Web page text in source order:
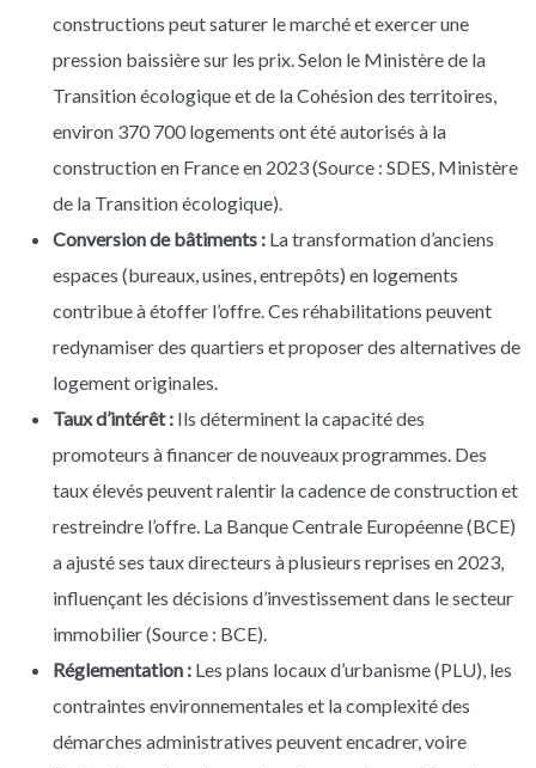
constructions peut saturer le marché et exercer une
pression baissière sur les prix. Selon le Ministère de la
Transition écologique et de la Cohésion des territoires,
environ 370 700 logements ont été autorisés à la
construction en France en 2023 (Source : SDES, Ministère
de la Transition écologique).
Conversion de bâtiments : La transformation d’anciens
espaces (bureaux, usines, entrepôts) en logements
contribue à étoffer l’offre. Ces réhabilitations peuvent
redynamiser des quartiers et proposer des alternatives de
logement originales.
Taux d’intérêt : Ils déterminent la capacité des
promoteurs à financer de nouveaux programmes. Des
taux élevés peuvent ralentir la cadence de construction et
restreindre l’offre. La Banque Centrale Européenne (BCE)
a ajusté ses taux directeurs à plusieurs reprises en 2023,
influençant les décisions d’investissement dans le secteur
immobilier (Source : BCE).
Réglementation : Les plans locaux d’urbanisme (PLU), les
contraintes environnementales et la complexité des
démarches administratives peuvent encadrer, voire